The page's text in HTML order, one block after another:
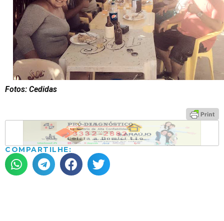
Fotos: Cedidas
COMPARTILHE: